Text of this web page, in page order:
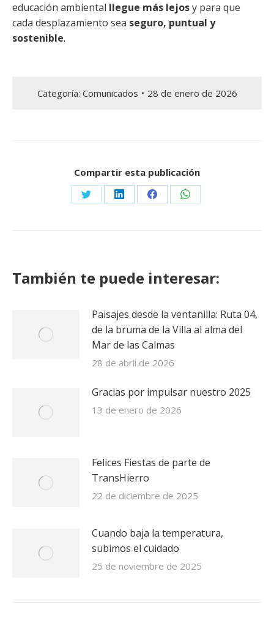
educación ambiental llegue más lejosy para que
cada desplazamiento sea seguro, puntual y
sostenible.
Categoría: Comunicados 28 de enero de 2026
Compartir esta publicación
Share Share Share Share
También te puede interesar:
Paisajes desde la ventanilla: Ruta 04,
de la bruma de la Villa al alma del
Mar de las Calmas
28 de abril de 2026
Gracias por impulsar nuestro 2025
13 de enero de 2026
Felices Fiestas de parte de
TransHierro
22 de diciembre de 2025
Cuando baja la temperatura,
subimos el cuidado
25 de noviembre de 2025